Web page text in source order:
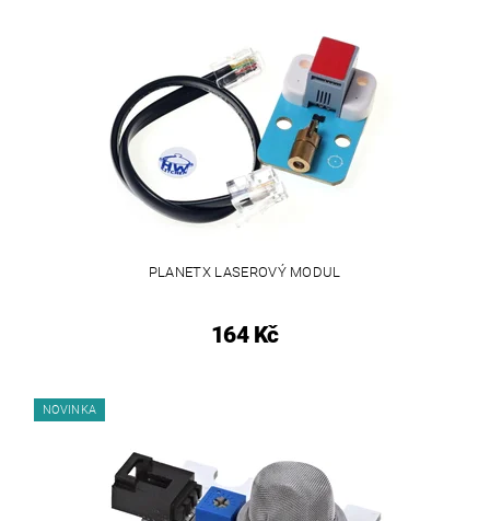
PLANETX LASEROVÝ MODUL
164 Kč
NOVINKA